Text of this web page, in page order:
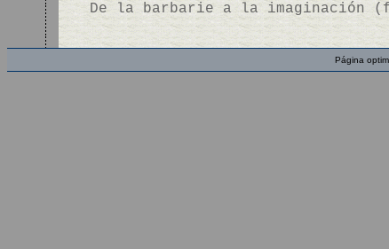
De la barbarie a la imaginación
Página